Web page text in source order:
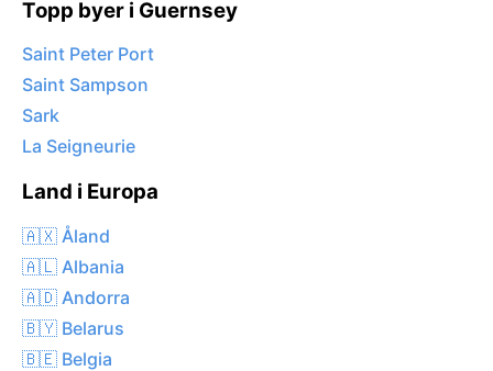
Topp byer i Guernsey
Saint Peter Port
Saint Sampson
Sark
La Seigneurie
Land i Europa
🇦🇽 Åland
🇦🇱 Albania
🇦🇩 Andorra
🇧🇾 Belarus
🇧🇪 Belgia